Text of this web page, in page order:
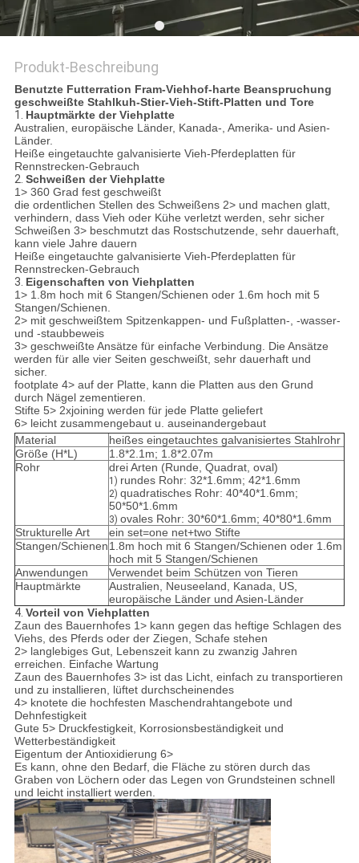
Produkt-Beschreibung
Benutzte Futterration Fram-Viehhof-harte Beanspruchung
geschweißte Stahlkuh-Stier-Vieh-Stift-Platten und Tore
1. Hauptmärkte der Viehplatte
Australien, europäische Länder, Kanada-, Amerika- und Asien-
Länder.
Heiße eingetauchte galvanisierte Vieh-Pferdeplatten für
Rennstrecken-Gebrauch
2. Schweißen der Viehplatte
1> 360 Grad fest geschweißt
die ordentlichen Stellen des Schweißens 2> und machen glatt,
verhindern, dass Vieh oder Kühe verletzt werden, sehr sicher
Schweißen 3> beschmutzt das Rostschutzende, sehr dauerhaft,
kann viele Jahre dauern
Heiße eingetauchte galvanisierte Vieh-Pferdeplatten für
Rennstrecken-Gebrauch
3. Eigenschaften von Viehplatten
1> 1.8m hoch mit 6 Stangen/Schienen oder 1.6m hoch mit 5
Stangen/Schienen.
2> mit geschweißtem Spitzenkappen- und Fußplatten-, -wasser-
und -staubbeweis
3> geschweißte Ansätze für einfache Verbindung. Die Ansätze
werden für alle vier Seiten geschweißt, sehr dauerhaft und
sicher.
footplate 4> auf der Platte, kann die Platten aus den Grund
durch Nägel zementieren.
Stifte 5> 2xjoining werden für jede Platte geliefert
6> leicht zusammengebaut u. auseinandergebaut
Material
heißes eingetauchtes galvanisiertes Stahlrohr
Größe (H*L)
1.8*2.1m; 1.8*2.07m
Rohr
drei Arten (Runde, Quadrat, oval)
1) rundes Rohr: 32*1.6mm; 42*1.6mm
2) quadratisches Rohr: 40*40*1.6mm;
50*50*1.6mm
3) ovales Rohr: 30*60*1.6mm; 40*80*1.6mm
Strukturelle Art
ein set=one net+two Stifte
Stangen/Schienen1.8m hoch mit 6 Stangen/Schienen oder 1.6m
hoch mit 5 Stangen/Schienen
Anwendungen
Verwendet beim Schützen von Tieren
Hauptmärkte
Australien, Neuseeland, Kanada, US,
europäische Länder und Asien-Länder
4. Vorteil von Viehplatten
Zaun des Bauernhofes 1> kann gegen das heftige Schlagen des
Viehs, des Pferds oder der Ziegen, Schafe stehen
2> langlebiges Gut, Lebenszeit kann zu zwanzig Jahren
erreichen. Einfache Wartung
Zaun des Bauernhofes 3> ist das Licht, einfach zu transportieren
und zu installieren, lüftet durchscheinendes
4> knotete die hochfesten Maschendrahtangebote und
Dehnfestigkeit
Gute 5> Druckfestigkeit, Korrosionsbeständigkeit und
Wetterbeständigkeit
Eigentum der Antioxidierung 6>
Es kann, ohne den Bedarf, die Fläche zu stören durch das
Graben von Löchern oder das Legen von Grundsteinen schnell
und leicht installiert werden.